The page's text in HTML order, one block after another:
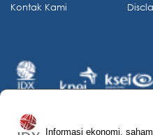
Informasi ekonomi,
Kontak Kami